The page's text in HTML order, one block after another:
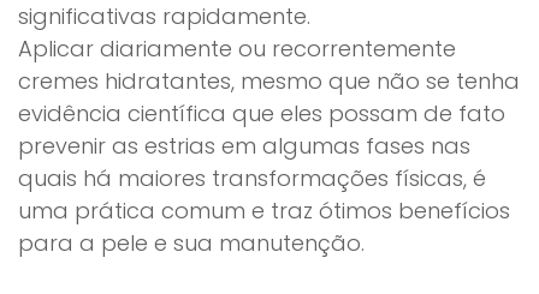
significativas rapidamente.
Aplicar diariamente ou recorrentemente
cremes hidratantes, mesmo que não se tenha
evidência científica que eles possam de fato
prevenir as estrias em algumas fases nas
quais há maiores transformações físicas, é
uma prática comum e traz ótimos benefícios
para a pele e sua manutenção.